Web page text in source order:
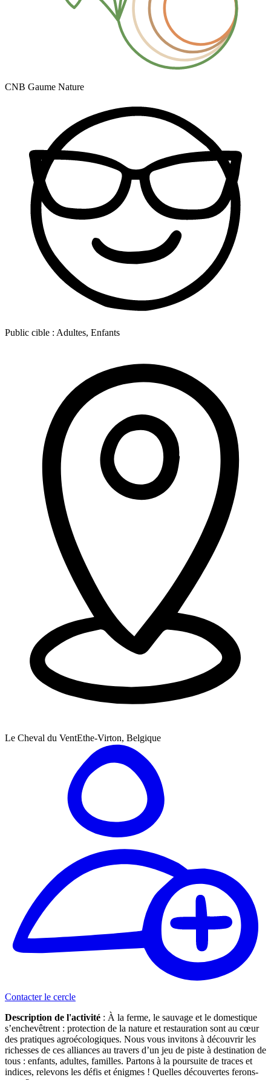
CNB Gaume Nature
Public cible : Adultes, Enfants
Le Cheval du VentEthe-Virton, Belgique
Contacter le cercle
Description de l'activité : À la ferme, le sauvage et le domestique
s’enchevêtrent : protection de la nature et restauration sont au cœur
des pratiques agroécologiques. Nous vous invitons à découvrir les
richesses de ces alliances au travers d’un jeu de piste à destination de
tous : enfants, adultes, familles. Partons à la poursuite de traces et
indices, relevons les défis et énigmes ! Quelles découvertes ferons-